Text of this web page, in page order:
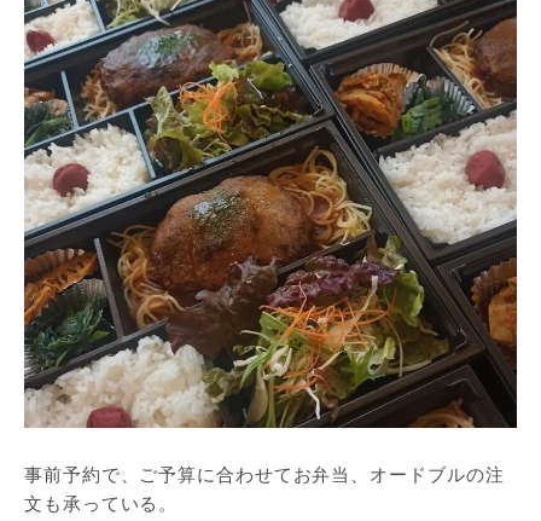
事前予約で、ご予算に合わせてお弁当、オードブルの注
文も承っている。